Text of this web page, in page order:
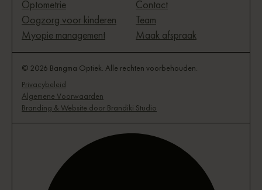
Optometrie
Oogzorg voor kinderen
Myopie management
Contact
Team
Maak afspraak
© 2026 Bangma Optiek. Alle rechten voorbehouden.
Privacybeleid
Algemene Voorwaarden
Branding & Website door Brandiki Studio